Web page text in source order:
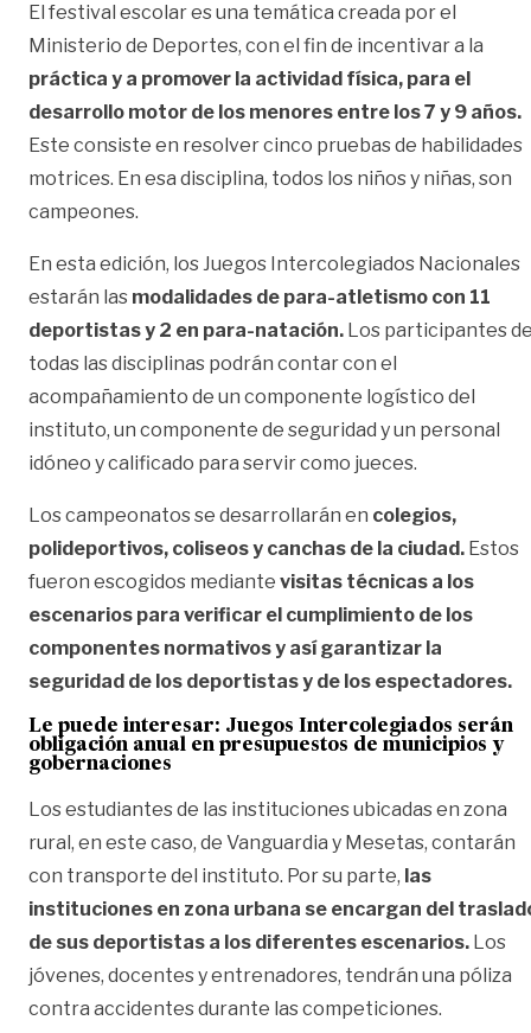
El festival escolar es una temática creada por el
Ministerio de Deportes, con el fin de incentivar a la
práctica y a promover la actividad física, para el
desarrollo motor de los menores entre los 7 y 9 años.
Este consiste en resolver cinco pruebas de habilidades
motrices. En esa disciplina, todos los niños y niñas, son
campeones.
En esta edición, los Juegos Intercolegiados Nacionales
estarán las modalidades de para-atletismo con 11
deportistas y 2 en para-natación. Los participantes
todas las disciplinas podrán contar con el
acompañamiento de un componente logístico del
instituto, un componente de seguridad y un personal
idóneo y calificado para servir como jueces.
Los campeonatos se desarrollarán en colegios,
polideportivos, coliseos y canchas de la ciudad. Estos
fueron escogidos mediante visitas técnicas a los
escenarios para verificar el cumplimiento de los
componentes normativos y así garantizar la
seguridad de los deportistas y de los espectadores.
Le puede interesar: Juegos Intercolegiados serán
obligación anual en presupuestos de municipios y
gobernaciones
Los estudiantes de las instituciones ubicadas en zona
rural, en este caso, de Vanguardia y Mesetas, contarán
con transporte del instituto. Por su parte, las
instituciones en zona urbana se encargan del
de sus deportistas a los diferentes escenarios. Los
jóvenes, docentes y entrenadores, tendrán una póliza
contra accidentes durante las competiciones.